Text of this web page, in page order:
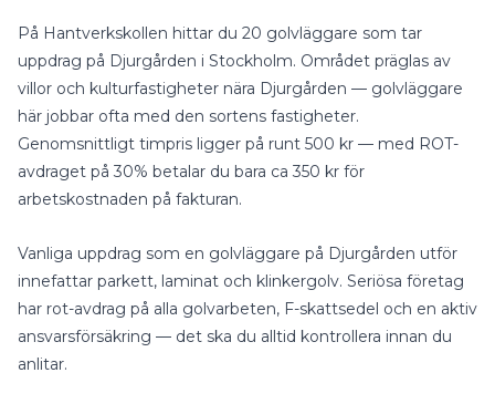
På Hantverkskollen hittar du 20 golvläggare som tar
uppdrag på Djurgården i Stockholm. Området präglas av
villor och kulturfastigheter nära Djurgården — golvläggare
här jobbar ofta med den sortens fastigheter.
Genomsnittligt timpris ligger på runt 500 kr — med ROT-
avdraget på 30% betalar du bara ca 350 kr för
arbetskostnaden på fakturan.
Vanliga uppdrag som en golvläggare på Djurgården utför
innefattar parkett, laminat och klinkergolv. Seriösa företag
har rot-avdrag på alla golvarbeten, F-skattsedel och en aktiv
ansvarsförsäkring — det ska du alltid kontrollera innan du
anlitar.